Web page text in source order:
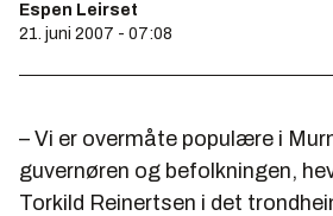
Espen Leirset
21. juni 2007 - 07:08
– Vi er overmåte populære i
guvernøren og befolkningen,
Torkild Reinertsen i det